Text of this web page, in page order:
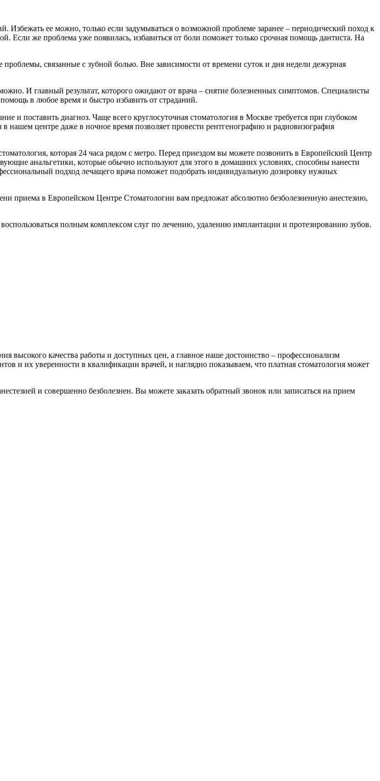
ее можно, только если задумываться о возможной проблеме заранее – периодический поход к
Если же проблема уже появилась, избавиться от боли поможет только срочная помощь дантиста. На
связанные с зубной болью. Вне зависимости от времени суток и дня недели дежурная
И главный результат, которого ожидают от врача – снятие болезненных симптомов. Специалисты
в любое время и быстро избавить от страданий.
и поставить диагноз. Чаще всего круглосуточная стоматология в Москве требуется при глубоком
нашем центре даже в ночное время позволяет провести рентгенографию и радиовизография
которая 24 часа рядом с метро. Перед приездом вы можете позвонить в Европейский Центр
анальгетики, которые обычно используют для этого в домашних условиях, способны нанести
подход лечащего врача поможет подобрать индивидуальную дозировку нужных
приема в Европейском Центре Стоматологии вам предложат абсолютно безболезненную анестезию,
полным комплексом слуг по лечению, удалению имплантации и протезированию зубов.
высокого качества работы и доступных цен, а главное наше достоинство – профессионализм
и их уверенности в квалификации врачей, и наглядно показываем, что платная стоматология может
и совершенно безболезнен. Вы можете заказать обратный звонок или записаться на прием